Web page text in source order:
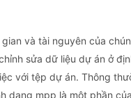
và tài nguyên của
sửa dữ liệu dự án ở
với tệp dự án. Thông
dạng mpp là một phần